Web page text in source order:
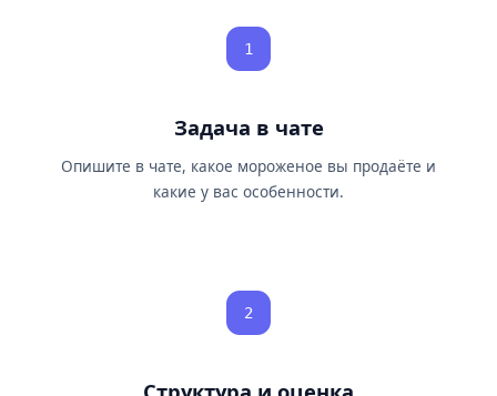
1
Задача в чате
Опишите в чате, какое мороженое вы продаёте и
какие у вас особенности.
2